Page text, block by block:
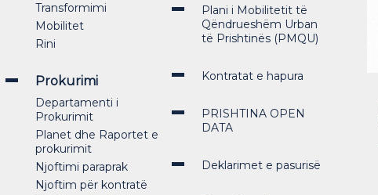
Transformimi
Mobilitet
Rini
Prokurimi
Departamenti i
Prokurimit
Planet dhe Raportet e
prokurimit
Njoftimi paraprak
Njoftim për kontratë
Plani i Mobilitetit të
Qëndrueshëm Urban
të Prishtinës (PMQU)
Kontratat e hapura
PRISHTINA OPEN
DATA
Deklarimet e pasurisë